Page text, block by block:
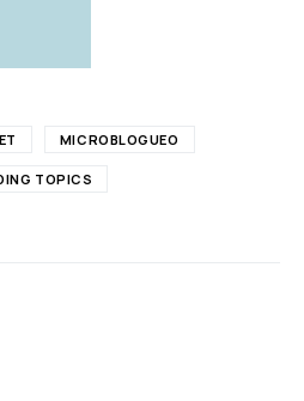
MICROBLOGUEO
TOPICS